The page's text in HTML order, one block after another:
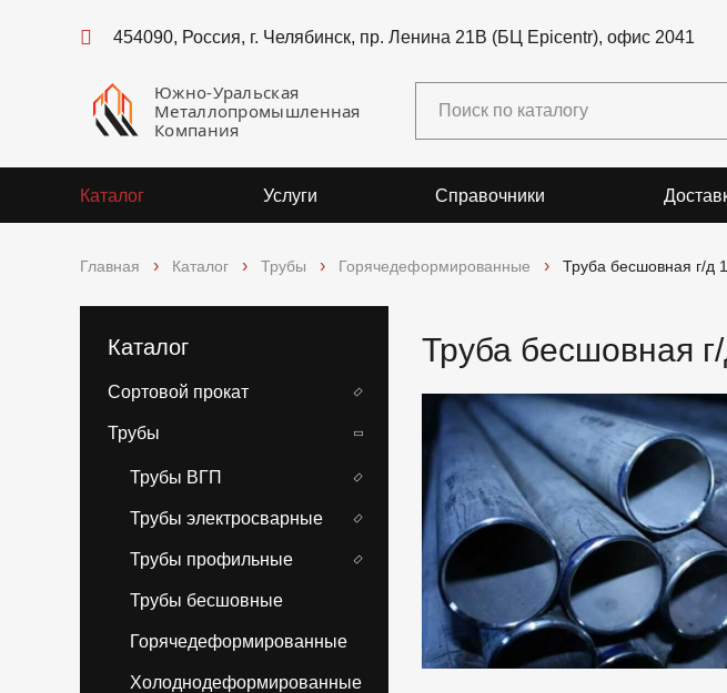
454090, Россия, г. Челябинск, пр. Ленина 21В (БЦ Epicentr), офис 2041
Южно-Уральская
Металлопромышленная
Компания
Каталог Услуги Справочники
Главная Каталог Трубы Горячедеформированные Труба бесшовная г/д
Каталог
Сортовой прокат
Трубы
Трубы ВГП
Трубы электросварные
Трубы профильные
Трубы бесшовные
Горячедеформированные
Холоднодеформированные
Труба бесшовная